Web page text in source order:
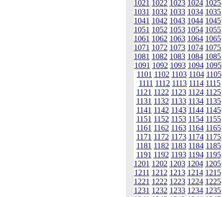
1021 1022 1023 1024 1025
1031 1032 1033 1034 1035
1041 1042 1043 1044 1045
1051 1052 1053 1054 1055
1061 1062 1063 1064 1065
1071 1072 1073 1074 1075
1081 1082 1083 1084 1085
1091 1092 1093 1094 1095
1101 1102 1103 1104 1105
1111 1112 1113 1114 1115
1121 1122 1123 1124 1125
1131 1132 1133 1134 1135
1141 1142 1143 1144 1145
1151 1152 1153 1154 1155
1161 1162 1163 1164 1165
1171 1172 1173 1174 1175
1181 1182 1183 1184 1185
1191 1192 1193 1194 1195
1201 1202 1203 1204 1205
1211 1212 1213 1214 1215
1221 1222 1223 1224 1225
1231 1232 1233 1234 1235